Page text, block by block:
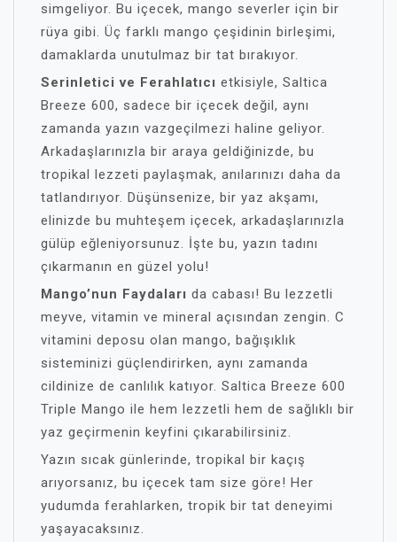
simgeliyor. Bu içecek, mango severler için bir
rüya gibi. Üç farklı mango çeşidinin birleşimi,
damaklarda unutulmaz bir tat bırakıyor.
Serinletici ve Ferahlatıcı etkisiyle, Saltica
Breeze 600, sadece bir içecek değil, aynı
zamanda yazın vazgeçilmezi haline geliyor.
Arkadaşlarınızla bir araya geldiğinizde, bu
tropikal lezzeti paylaşmak, anılarınızı daha da
tatlandırıyor. Düşünsenize, bir yaz akşamı,
elinizde bu muhteşem içecek, arkadaşlarınızla
gülüp eğleniyorsunuz. İşte bu, yazın tadını
çıkarmanın en güzel yolu!
Mango’nun Faydaları da cabası! Bu lezzetli
meyve, vitamin ve mineral açısından zengin. C
vitamini deposu olan mango, bağışıklık
sisteminizi güçlendirirken, aynı zamanda
cildinize de canlılık katıyor. Saltica Breeze 600
Triple Mango ile hem lezzetli hem de sağlıklı bir
yaz geçirmenin keyfini çıkarabilirsiniz.
Yazın sıcak günlerinde, tropikal bir kaçış
arıyorsanız, bu içecek tam size göre! Her
yudumda ferahlarken, tropik bir tat deneyimi
yaşayacaksınız.